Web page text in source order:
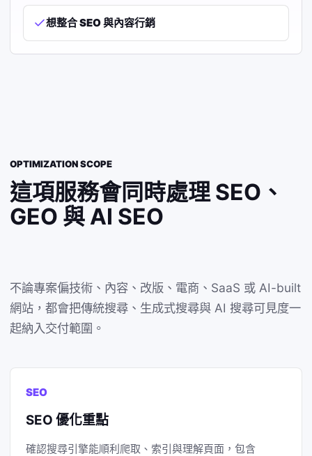
想整合 SEO 與內容行銷
OPTIMIZATION SCOPE
這項服務會同時處理 SEO、
GEO 與 AI SEO
不論專案偏技術、內容、改版、電商、SaaS 或 AI-built
網站，都會把傳統搜尋、生成式搜尋與 AI 搜尋可見度一
起納入交付範圍。
SEO
SEO 優化重點
確認搜尋引擎能順利爬取、索引與理解頁面，包含